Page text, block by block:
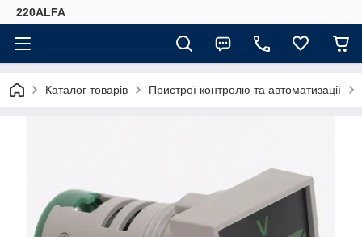
220ALFA
Каталог товарів Пристрої контролю та автоматизації